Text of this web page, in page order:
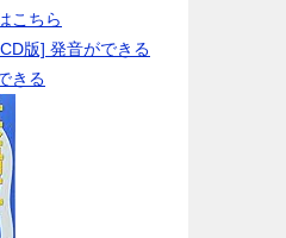
こちら
版] 発音ができる
きる